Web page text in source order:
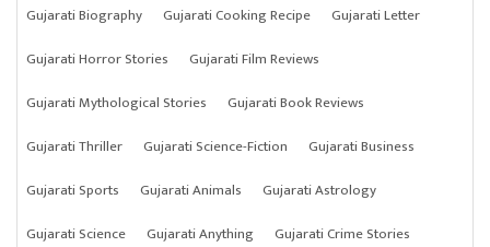
Gujarati Biography
Gujarati Cooking Recipe
Gujarati Letter
Gujarati Horror Stories
Gujarati Film Reviews
Gujarati Mythological Stories
Gujarati Book Reviews
Gujarati Thriller
Gujarati Science-Fiction
Gujarati Business
Gujarati Sports
Gujarati Animals
Gujarati Astrology
Gujarati Science
Gujarati Anything Gujarati Crime Stories